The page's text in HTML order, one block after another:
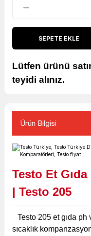
SEPETE EKLE
Lütfen ürünü
teyidi alınız.
Ürün Bilgisi
Testo Et
| Testo 205
Testo 205 et gıda ph
sıcaklık